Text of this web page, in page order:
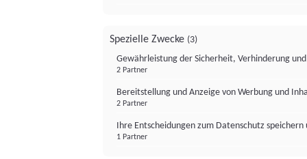
Spezielle Zwecke (3)
Gewährleistung der Sicherheit, Verhinderung
2 Partner
Bereitstellung und Anzeige von Werbung und
2 Partner
Ihre Entscheidungen zum Datenschutz
1 Partner